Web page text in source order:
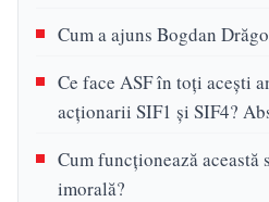
Cum a ajuns Bogdan
Ce face ASF în toți acești
acționarii SIF1 și SIF4?
Cum funcționează această
imorală?